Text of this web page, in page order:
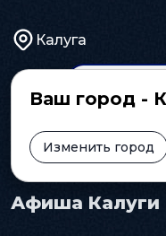
Калуга
Ваш город -
Изменить город
Главная Афиша
Афиша Калуги